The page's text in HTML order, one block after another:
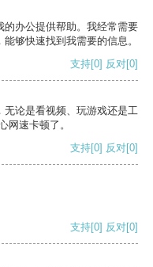
的办公提供帮助。我经常需要
够快速找到我需要的信息。
支持[0] 反对[0]
无论是看视频、玩游戏还是工
网速卡顿了。
支持[0] 反对[0]
支持[0] 反对[0]